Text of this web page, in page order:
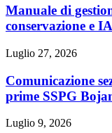
Manuale di
conservazione e
Luglio 27, 2026
Comunicazione
prime SSPG
Luglio 9, 2026